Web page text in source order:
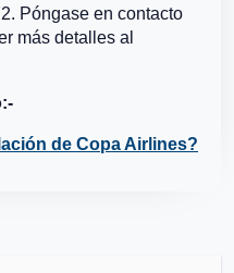
Póngase en contacto
más detalles al
de Copa Airlines?